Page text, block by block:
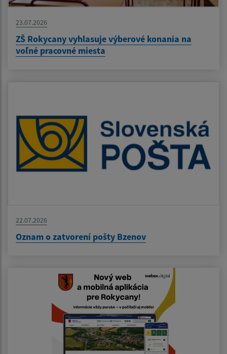
23.07.2026
ZŠ Rokycany vyhlasuje výberové konania na
voľné pracovné miesta
22.07.2026
Oznam o zatvorení pošty Bzenov